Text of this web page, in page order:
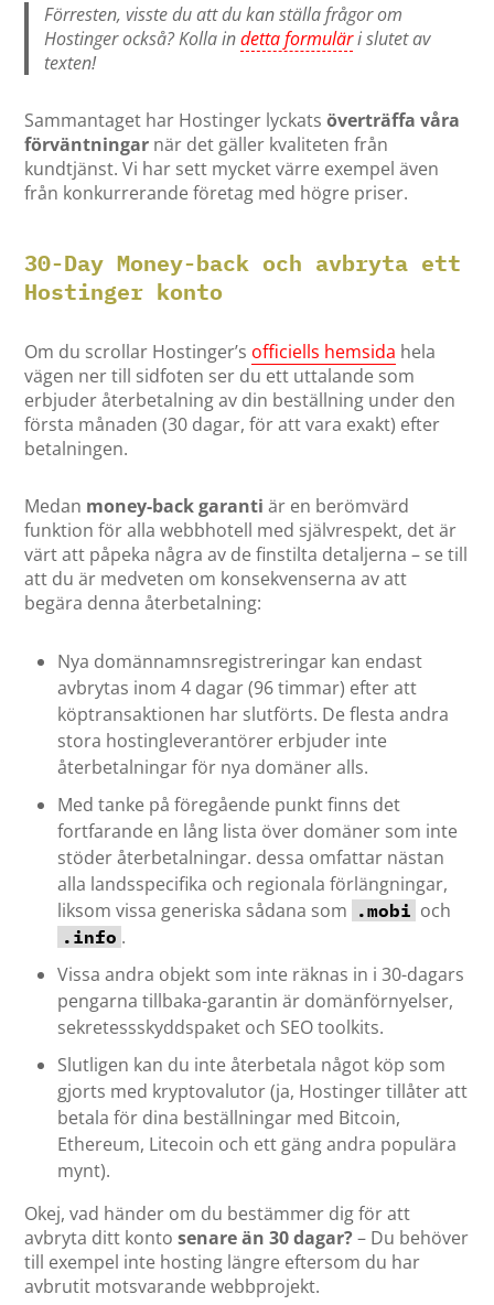
Förresten, visste du att du kan ställa frågor om
Hostinger också? Kolla indetta formuläri slutet av
texten!
Sammantaget har Hostinger lyckatsöverträffa våra
förväntningar när det gäller kvaliteten från
kundtjänst. Vi har sett mycket värre exempel även
från konkurrerande företag med högre priser.
30-Day Money-back och avbryta ett
Hostinger konto
Om du scrollar Hostinger’s officiells hemsida hela
vägen ner till sidfoten ser du ett uttalande som
erbjuder återbetalning av din beställning under den
första månaden (30 dagar, för att vara exakt) efter
betalningen.
Medan money-back garanti är en berömvärd
funktion för alla webbhotell med självrespekt, det är
värt att påpeka några av de finstilta detaljerna – se till
att du är medveten om konsekvenserna av att
begära denna återbetalning:
Nya domännamnsregistreringar kan endast
avbrytas inom 4 dagar (96 timmar) efter att
köptransaktionen har slutförts. De flesta andra
stora hostingleverantörer erbjuder inte
återbetalningar för nya domäner alls.
Med tanke på föregående punkt finns det
fortfarande en lång lista över domäner som inte
stöder återbetalningar. dessa omfattar nästan
alla landsspecifika och regionala förlängningar,
liksom vissa generiska sådana som .mobi och
.info .
Vissa andra objekt som inte räknas in i 30-dagars
pengarna tillbaka-garantin är domänförnyelser,
sekretessskyddspaket och SEO toolkits.
Slutligen kan du inte återbetala något köp som
gjorts med kryptovalutor (ja, Hostinger tillåter att
betala för dina beställningar med Bitcoin,
Ethereum, Litecoin och ett gäng andra populära
mynt).
Okej, vad händer om du bestämmer dig för att
avbryta ditt kontosenare än 30 dagar?– Du behöver
till exempel inte hosting längre eftersom du har
avbrutit motsvarande webbprojekt.